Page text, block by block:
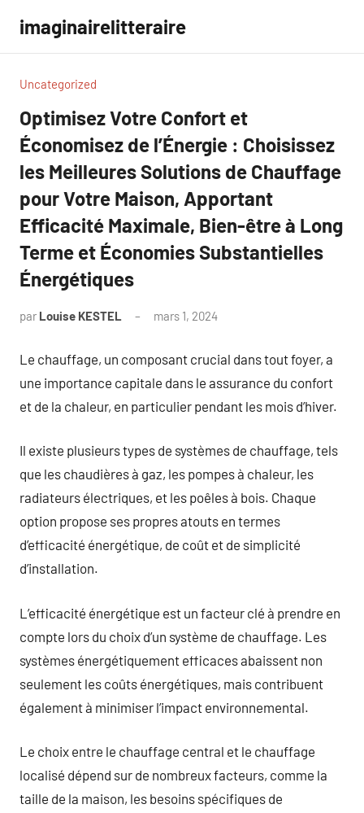
contenu
imaginairelitteraire
Uncategorized
Optimisez Votre Confort et
Économisez de l’Énergie : Choisissez
les Meilleures Solutions de Chauffage
pour Votre Maison, Apportant
Efficacité Maximale, Bien-être à Long
Terme et Économies Substantielles
Énergétiques
par Louise KESTEL mars 1, 2024
Le chauffage, un composant crucial dans tout foyer, a
une importance capitale dans le assurance du confort
et de la chaleur, en particulier pendant les mois d’hiver.
Il existe plusieurs types de systèmes de chauffage, tels
que les chaudières à gaz, les pompes à chaleur, les
radiateurs électriques, et les poêles à bois. Chaque
option propose ses propres atouts en termes
d’efficacité énergétique, de coût et de simplicité
d’installation.
L’efficacité énergétique est un facteur clé à prendre en
compte lors du choix d’un système de chauffage. Les
systèmes énergétiquement efficaces abaissent non
seulement les coûts énergétiques, mais contribuent
également à minimiser l’impact environnemental.
Le choix entre le chauffage central et le chauffage
localisé dépend sur de nombreux facteurs, comme la
taille de la maison, les besoins spécifiques de